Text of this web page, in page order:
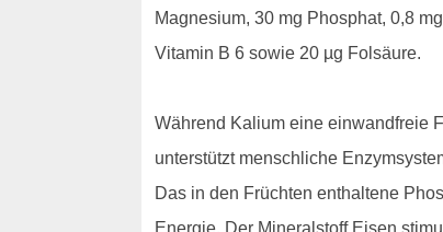
Magnesium, 30 mg Phosphat, 0,8
Vitamin B 6 sowie 20 µg Folsäure.
Während Kalium eine einwandfreie
unterstützt menschliche
Das in den Früchten enthaltene